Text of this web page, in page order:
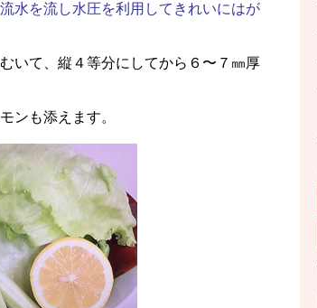
水を流し水圧を利用してきれいにはが
いて、縦４等分にしてから６〜７㎜厚
ンも添えます。